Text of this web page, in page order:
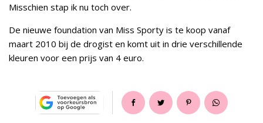
Misschien stap ik nu toch over.
De nieuwe foundation van Miss Sporty is te koop vanaf
maart 2010 bij de drogist en komt uit in drie verschillende
kleuren voor een prijs van 4 euro.